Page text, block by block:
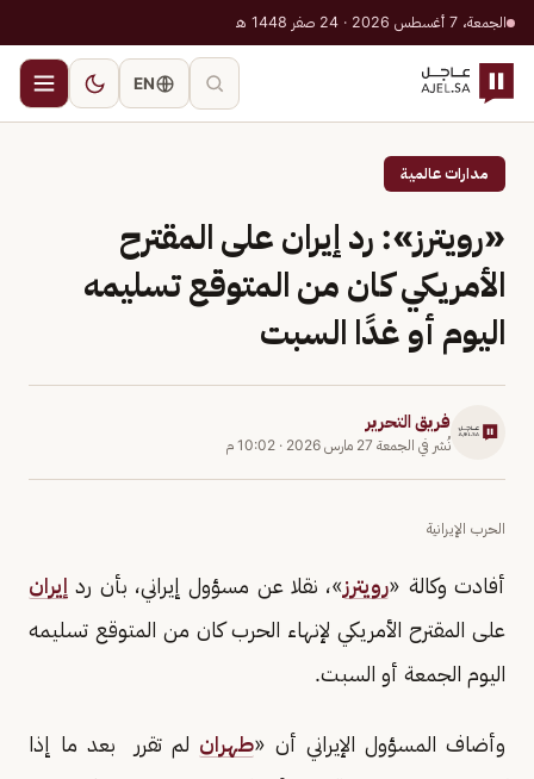
الجمعة، 7 أغسطس 2026 · 24 صفر 1448 هـ
EN
مدارات عالمية
«رويترز»: رد إيران على المقترح
الأمريكي كان من المتوقع تسليمه
اليوم أو غدًا السبت
فريق التحرير
نُشر في الجمعة 27 مارس 2026 · 10:02 م
الحرب الإيرانية
أفادت وكالة «رويترز»، نقلا عن مسؤول إيراني، بأن رد إيران
على المقترح الأمريكي لإنهاء الحرب كان من المتوقع تسليمه
اليوم الجمعة أو السبت.
وأضاف المسؤول الإيراني أن «طهران لم تقرر بعد ما إذا